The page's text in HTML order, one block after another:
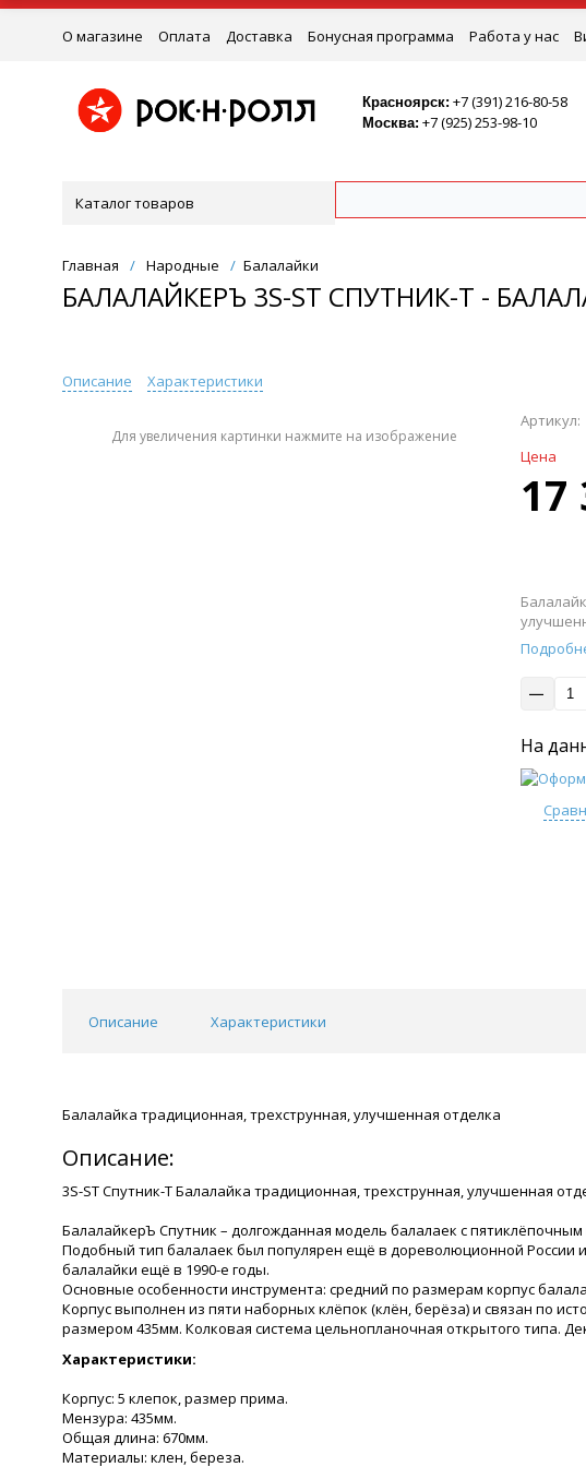
О магазине Оплата Доставка Бонусная программа Работа у нас
Красноярск: +7 (391) 216-80-58
Москва: +7 (925) 253-98-10
Каталог товаров
Главная / Народные / Балалайки
БАЛАЛАЙКЕРЪ 3S-ST СПУТНИК-Т -
Описание Характеристики
Для увеличения картинки нажмите на изображение
Артикул:
Цена
17
На
Описание Характеристики
Балалайка традиционная, трехструнная, улучшенная отделка
Описание:
3S-ST Спутник-Т Балалайка традиционная, трехструнная, улучшенная
БалалайкерЪ Спутник – долгожданная модель балалаек с пятиклёпочным
Подобный тип балалаек был популярен ещё в дореволюционной
балалайки ещё в 1990-е годы.
Основные особенности инструмента: средний по размерам корпус
Корпус выполнен из пяти наборных клёпок (клён, берёза) и связан по
размером 435мм. Колковая система цельнопланочная открытого типа.
Характеристики:
Корпус: 5 клепок, размер прима.
Мензура: 435мм.
Общая длина: 670мм.
Материалы: клен, береза.